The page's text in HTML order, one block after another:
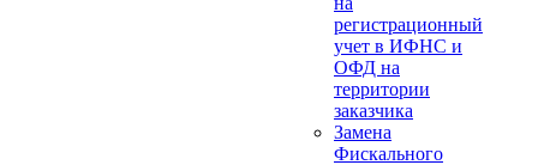
регистрационный
учет в ИФНС и
ОФД на
территории
заказчика
Замена
Фискального